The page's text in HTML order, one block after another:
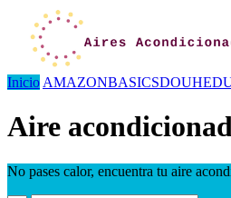
Inicio AMAZONBASICSDOUHE
Aire
No pases calor, encuentra tu aire